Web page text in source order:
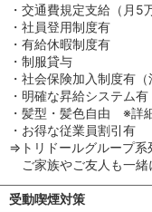
・交通費規定支給（月5
・社員登用制度有
・有給休暇制度有
・制服貸与
・社会保険加入制度有（
・明確な昇給システム
・髪型・髪色自由 ※詳
・お得な従業員割引有
⇒トリドールグループ系
ご家族やご友人も一緒
受動喫煙対策